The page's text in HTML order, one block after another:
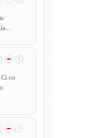
co